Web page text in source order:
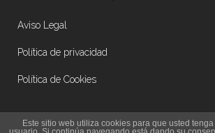
Aviso Legal
Política de privacidad
Política de Cookies
Este sitio web utiliza cookies para que usted